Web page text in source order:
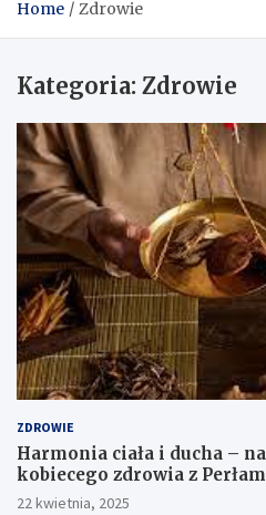
Home Zdrowie
Kategoria: Zdrowie
ZDROWIE
Harmonia ciała i ducha –
kobiecego zdrowia z
22 kwietnia, 2025